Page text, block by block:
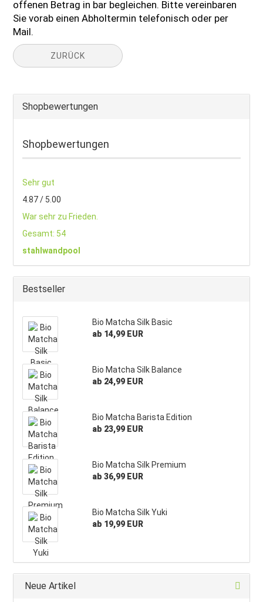
offenen Betrag in bar begleichen. Bitte vereinbaren
Sie vorab einen Abholtermin telefonisch oder per
Mail.
ZURÜCK
Shopbewertungen
Shopbewertungen
Sehr gut
4.87 / 5.00
War sehr zu Frieden.
Gesamt: 54
stahlwandpool
Bestseller
Bio Matcha Silk Basic
ab 14,99 EUR
Bio Matcha Silk Balance
ab 24,99 EUR
Bio Matcha Barista Edition
ab 23,99 EUR
Bio Matcha Silk Premium
ab 36,99 EUR
Bio Matcha Silk Yuki
ab 19,99 EUR
Neue Artikel